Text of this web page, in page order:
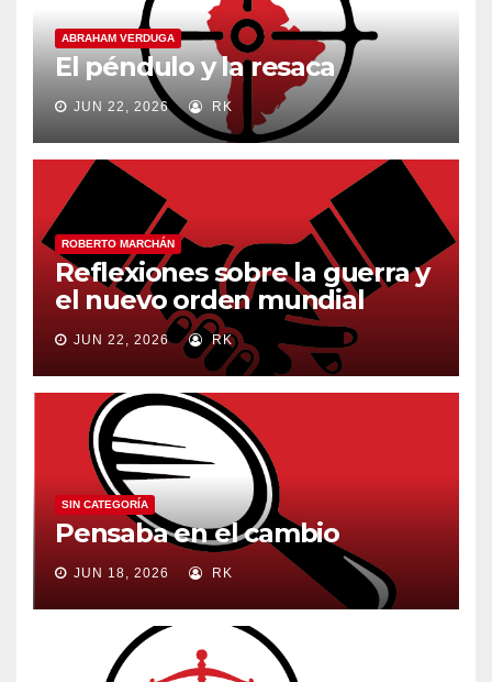
ABRAHAM VERDUGA
El péndulo y la resaca
JUN 22, 2026 RK
ROBERTO MARCHÁN
Reflexiones sobre la guerra y
el nuevo orden mundial
JUN 22, 2026 RK
SIN CATEGORÍA
Pensaba en el cambio
JUN 18, 2026 RK